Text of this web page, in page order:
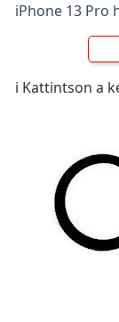
iPhone 13 Pro
ℹ️ Kattintson a